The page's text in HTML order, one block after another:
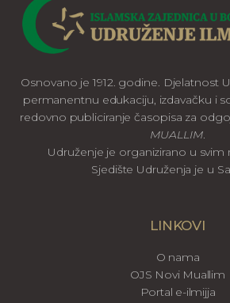
Osnovano je 1912. godine. Djelatnost
permanentnu edukaciju, izdavačku i
redovno publiciranje časopisa za
MUALLIM.
Udruženje je organizirano u svim
Sjedište Udruženja je u
LINKOVI
O nama
OJS Novi Muallim
Portal e-ilmijja